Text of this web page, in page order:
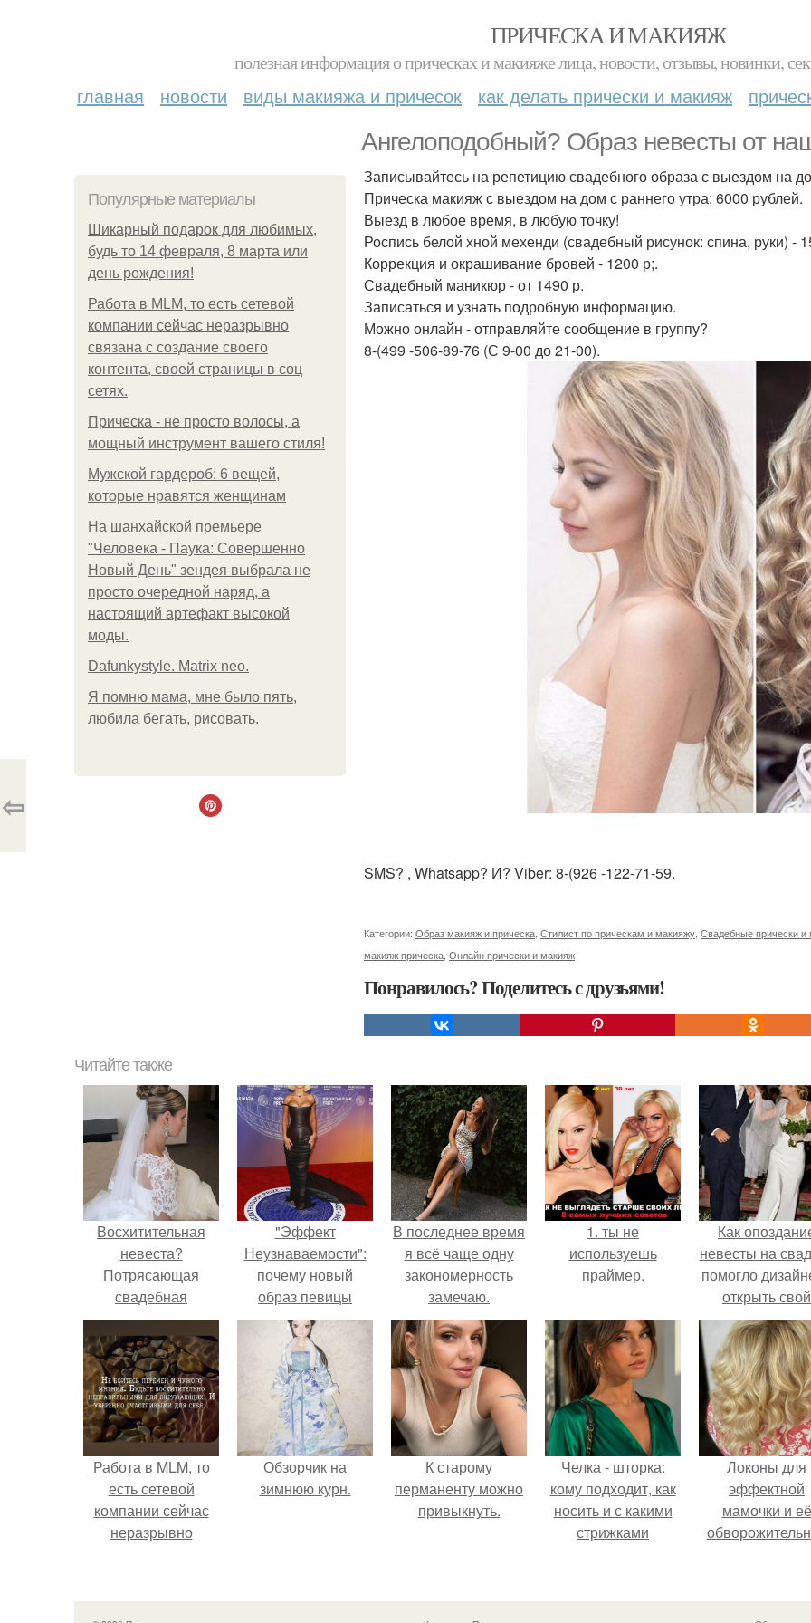
ПРИЧЕСКА И МАКИЯЖ
полезная информация о прическах и макияже лица, новости, отзывы, новинки,
главная новости виды макияжа и причесок как делать прически и макияж
Ангелоподобный? Образ невесты от
Популярные материалы
Шикарный подарок для любимых,
будь то 14 февраля, 8 марта или
день рождения!
Работа в MLM, то есть сетевой
компании сейчас неразрывно
связана с создание своего
контента, своей страницы в соц
сетях.
Прическа - не просто волосы, а
мощный инструмент вашего стиля!
Мужской гардероб: 6 вещей,
которые нравятся женщинам
На шанхайской премьере
"Человека - Паука: Совершенно
Новый День" зендея выбрала не
просто очередной наряд, а
настоящий артефакт высокой
моды.
Dafunkystyle. Matrix neo.
Я помню мама, мне было пять,
любила бегать, рисовать.
Записывайтесь на репетицию свадебного образа с выездом на
Прическа макияж с выездом на дом с раннего утра: 6000 рублей.
Выезд в любое время, в любую точку!
Роспись белой хной мехенди (свадебный рисунок: спина, руки) -
Коррекция и окрашивание бровей - 1200 р;.
Свадебный маникюр - от 1490 р.
Записаться и узнать подробную информацию.
Можно онлайн - отправляйте сообщение в группу?
8-(499 -506-89-76 (С 9-00 до 21-00).
SMS? , Whatsapp? И? Viber: 8-(926 -122-71-59.
Категории: Образ макияж и прическа Стилист по прическам и макияжу Свадебные прически и
макияж прическа Онлайн прически и макияж
Понравилось? Поделитесь с друзьями!
⇦
Читайте также
Восхитительная
невеста?
Потрясающая
свадебная
прическа от
парикмахера -
стилиста Натальи и
профессиональный
макияж от
визажиста Натальи
Игнатовой.
"Эффект
Неузнаваемости":
почему новый
образ певицы
вызвал споры о
гранях
возможного?
В последнее время
я всё чаще одну
закономерность
замечаю.
1. ты не
используешь
праймер.
Как
невесты на
помогло
открыть свой
бренд.
Работа в MLM, то
есть сетевой
компании сейчас
неразрывно
своей страницы в
Обзорчик на
зимнюю курн.
К старому
перманенту можно
привыкнуть.
Челка - шторка:
кому подходит, как
носить и с какими
стрижками
Локоны для
эффектной
мамочки и её